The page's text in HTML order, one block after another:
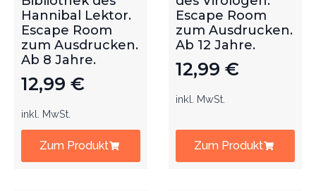
Hannibal Lektor.
Escape Room
zum Ausdrucken.
Ab 8 Jahre.
12,99 €
inkl. MwSt.
Zum Produkt
Escape Room
zum Ausdrucken.
Ab 12 Jahre.
12,99 €
inkl. MwSt.
Zum Produkt